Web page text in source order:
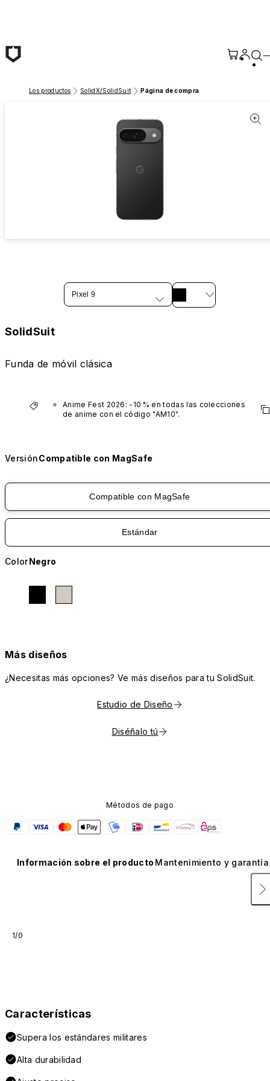
Los productos SolidX/SolidSuit Página de compra
Pixel 9
SolidSuit
Funda de móvil clásica
Anime Fest 2026: -10 % en todas las colecciones
de anime con el código "AM10".
VersiónCompatible con MagSafe
Compatible con MagSafe
Estándar
ColorNegro
Más diseños
¿Necesitas más opciones? Ve más diseños para tu SolidSuit.
Estudio de Diseño
Diséñalo tú
Métodos de pago
Información sobre el producto Mantenimiento y garantía
1/0
Características
Supera los estándares militares
Alta durabilidad